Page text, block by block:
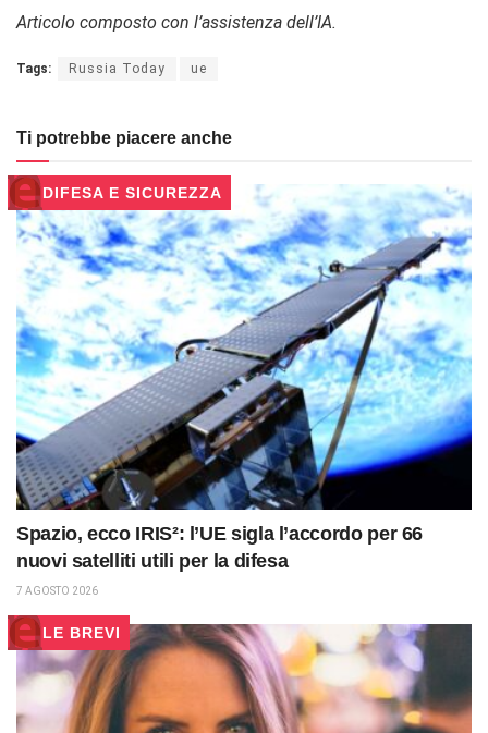
Articolo composto con l’assistenza dell’IA.
Tags: Russia Today ue
Ti potrebbe piacere anche
DIFESA E SICUREZZA
Spazio, ecco IRIS²: l’UE sigla l’accordo per 66
nuovi satelliti utili per la difesa
7 AGOSTO 2026
LE BREVI